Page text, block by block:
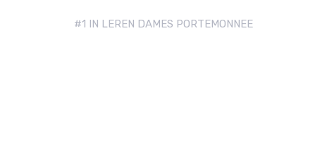
#1 IN LEREN DAMES PORTEMONNEE